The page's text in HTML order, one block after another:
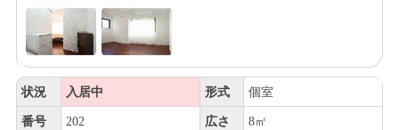
状況 入居中 形式 個室
番号 202 広さ 8㎡